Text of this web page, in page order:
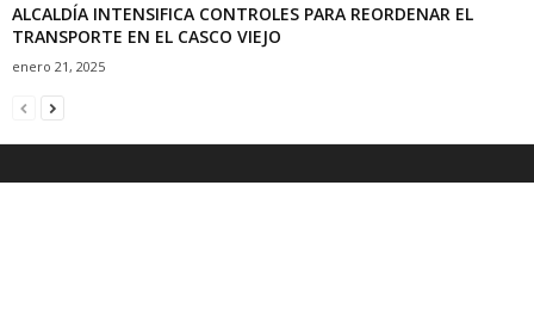
ALCALDÍA INTENSIFICA CONTROLES PARA REORDENAR EL
TRANSPORTE EN EL CASCO VIEJO
enero 21, 2025